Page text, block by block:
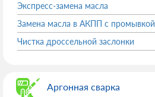
Экспресс-замена масла
Замена масла в АКПП с промывкой
Чистка дроссельной заслонки
Аргонная сварка